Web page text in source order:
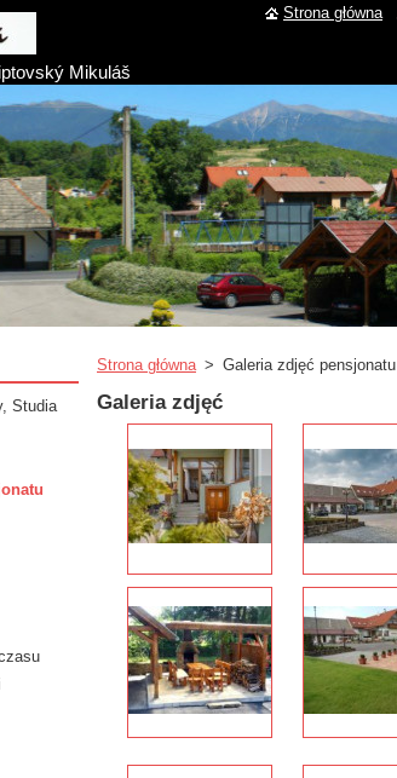
Mikuláš
Strona główna > Galeria zdjęć pensjonatu
Galeria zdjęć
Studia
Strona główna